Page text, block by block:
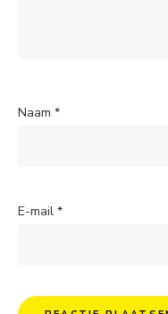
Naam *
E-mail *